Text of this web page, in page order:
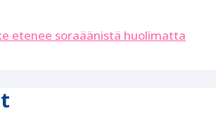
etenee soraäänistä huolimatta